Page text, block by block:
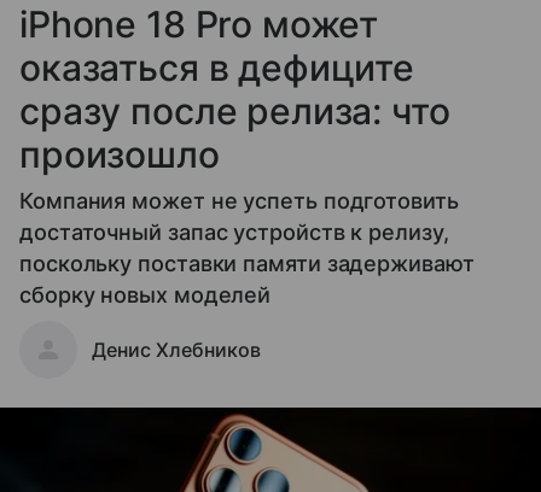
iPhone 18 Pro может
оказаться в дефиците
сразу после релиза: что
произошло
Компания может не успеть подготовить
достаточный запас устройств к релизу,
поскольку поставки памяти задерживают
сборку новых моделей
Денис Хлебников